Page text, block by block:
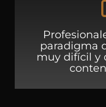
paradigma
muy difícil y